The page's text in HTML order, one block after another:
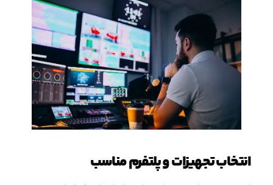
انتخاب تجهیزات و پلتفرم مناسب